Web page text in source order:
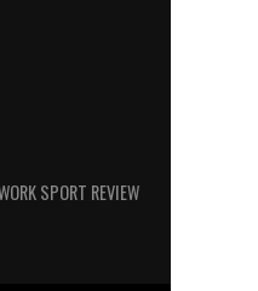
SPORT REVIEW